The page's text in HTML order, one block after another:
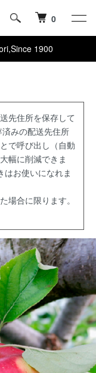
0
1900
先住所を保存して
みの配送先住所
で呼び出し（自動
幅に削減できま
はお使いになれま
場合に限ります。